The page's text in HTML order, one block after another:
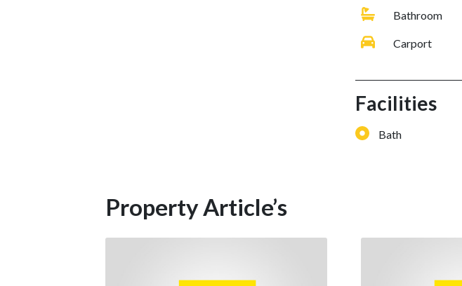
Bathroom
Carport
Facilities
Bath
Property Article’s